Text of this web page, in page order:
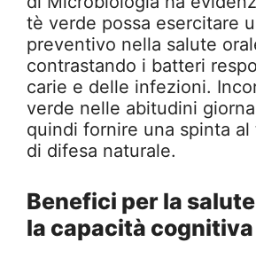
tè verde possa esercitare
preventivo nella salute
contrastando i batteri
carie e delle infezioni.
verde nelle abitudini
quindi fornire una spinta al
di difesa naturale.
Benefici per la
la capacità cognitiva